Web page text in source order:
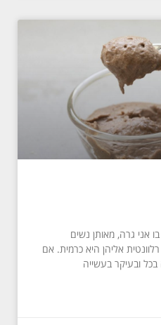
אני גרה, מאותן נשים
אליהן היא כרמית. אם
ובעיקר בעשייה